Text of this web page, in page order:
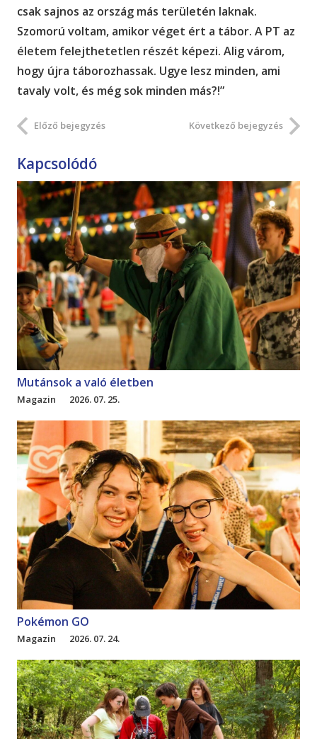
csak sajnos az ország más területén laknak.
Szomorú voltam, amikor véget ért a tábor. A PT az
életem felejthetetlen részét képezi. Alig várom,
hogy újra táborozhassak. Ugye lesz minden, ami
tavaly volt, és még sok minden más?!”
Előző bejegyzés Következő bejegyzés
Kapcsolódó
Mutánsok a való életben
Magazin 2026. 07. 25.
Pokémon GO
Magazin 2026. 07. 24.